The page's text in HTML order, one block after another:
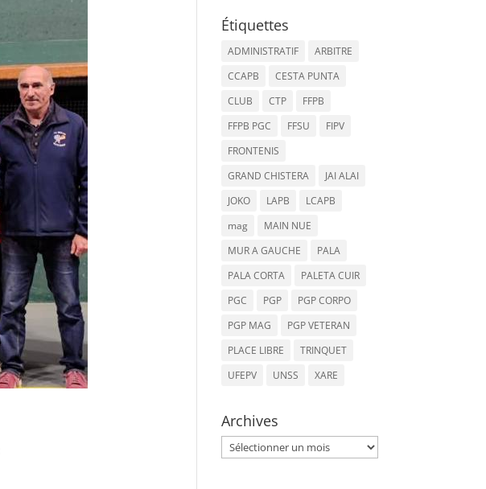
Étiquettes
ADMINISTRATIF
ARBITRE
CCAPB
CESTA PUNTA
CLUB
CTP
FFPB
FFPB PGC
FFSU
FIPV
FRONTENIS
GRAND CHISTERA
JAI ALAI
JOKO
LAPB
LCAPB
mag
MAIN NUE
MUR A GAUCHE
PALA
PALA CORTA
PALETA CUIR
PGC
PGP
PGP CORPO
PGP MAG
PGP VETERAN
PLACE LIBRE
TRINQUET
UFEPV
UNSS XARE
Archives
Archives